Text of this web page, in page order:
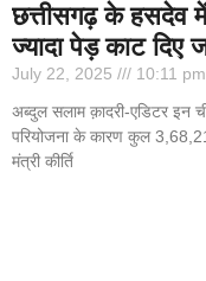
छत्तीसगढ़ के हसदेव
ज्यादा पेड़ काट दिए
July 22, 2025
10:11 pm
अब्दुल सलाम क़ादरी-एडिटर
परियोजना के कारण कुल
मंत्री कीर्ति